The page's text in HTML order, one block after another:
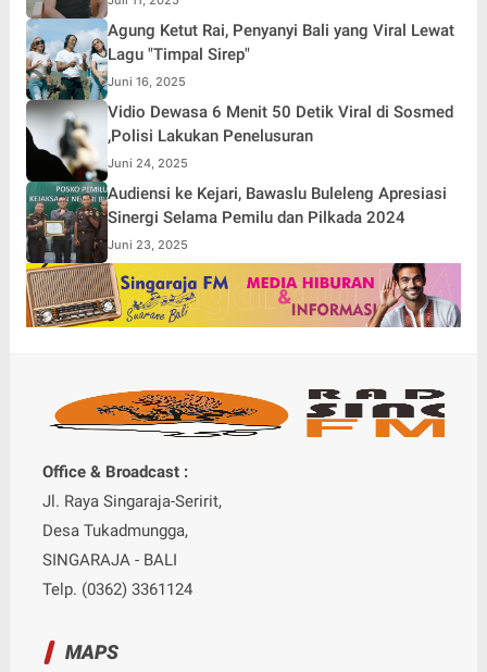
Agung Ketut Rai, Penyanyi Bali yang Viral Lewat
Lagu "Timpal Sirep"
Juni 16, 2025
Vidio Dewasa 6 Menit 50 Detik Viral di Sosmed
,Polisi Lakukan Penelusuran
Juni 24, 2025
Audiensi ke Kejari, Bawaslu Buleleng Apresiasi
Sinergi Selama Pemilu dan Pilkada 2024
Juni 23, 2025
Office & Broadcast :
Jl. Raya Singaraja-Seririt,
Desa Tukadmungga,
SINGARAJA - BALI
Telp. (0362) 3361124
MAPS